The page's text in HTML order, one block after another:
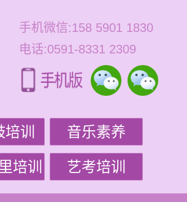
手机微信:158 5901 1830
电话:0591-8331 2309
训 音乐素养
培训 艺考培训